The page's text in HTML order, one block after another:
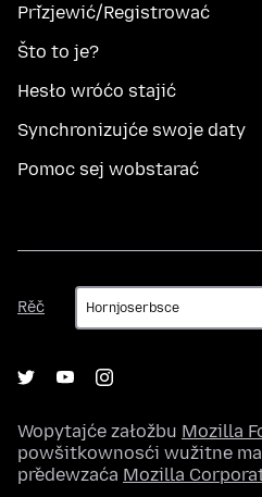
Přizjewić/Registrować
Što to je?
Hesło wróćo stajić
Synchronizujće swoje daty
Pomoc sej wobstarać
Rěč
Rěč
Wopytajće załožbu Mozilla
powšitkownosći wužitne
předewzaća Mozilla